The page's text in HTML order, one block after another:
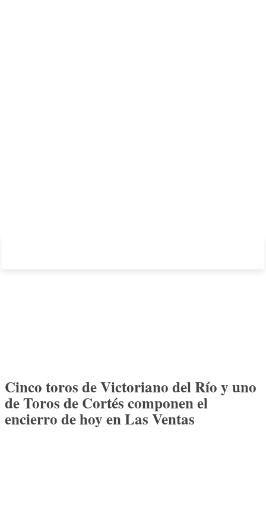
Cinco toros de Victoriano del Río y uno
de Toros de Cortés componen el
encierro de hoy en Las Ventas